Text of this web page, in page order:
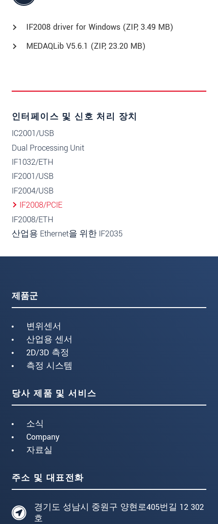
IF2008 driver for Windows (ZIP, 3.49 MB)
MEDAQLib V5.6.1 (ZIP, 23.20 MB)
인터페이스 및 신호 처리 장치
IC2001/USB
Dual Processing Unit
IF1032/ETH
IF2001/USB
IF2004/USB
IF2008/PCIE
IF2008/ETH
산업용 Ethernet을 위한 IF2035
제품군
변위센서
산업용 센서
2D/3D 측정
측정 시스템
당사 제품 및 서비스
소식
Company
자료실
주소 및 대표전화
경기도 성남시 중원구 양현로405번길 12 302
호